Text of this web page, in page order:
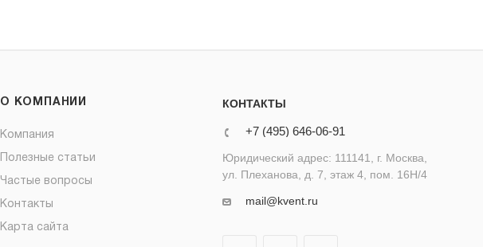
О КОМПАНИИ
Компания
Полезные статьи
Частые вопросы
Контакты
Карта сайта
КОНТАКТЫ
+7 (495) 646-06-91
Юридический адрес: 111141, г. Москва,
ул. Плеханова, д. 7, этаж 4, пом. 16Н/4
mail@kvent.ru